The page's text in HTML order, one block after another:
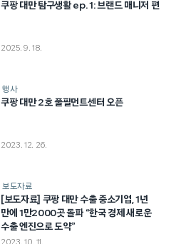
쿠팡 대만 탐구생활 ep. 1: 브랜드 매니저 편
2025. 9. 18.
행사
쿠팡 대만 2호 풀필먼트센터 오픈
2023. 12. 26.
보도자료
[보도자료] 쿠팡 대만 수출 중소기업, 1년
만에 1만2000곳 돌파 “한국 경제 새로운
수출 엔진으로 도약”
2023. 10. 11.